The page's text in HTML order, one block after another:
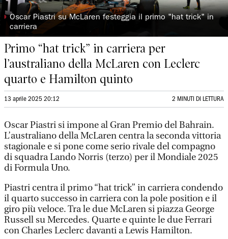
◗Oscar Piastri su McLaren festeggia il primo "hat trick" in
carriera
Primo “hat trick” in carriera per
l’australiano della McLaren con Leclerc
quarto e Hamilton quinto
13 aprile 2025 20:12 2 MINUTI DI LETTURA
Oscar Piastri si impone al Gran Premio del Bahrain.
L’australiano della McLaren centra la seconda vittoria
stagionale e si pone come serio rivale del compagno
di squadra Lando Norris (terzo) per il Mondiale 2025
di Formula Uno.
Piastri centra il primo “hat trick” in carriera condendo
il quarto successo in carriera con la pole position e il
giro più veloce. Tra le due McLaren si piazza George
Russell su Mercedes. Quarte e quinte le due Ferrari
con Charles Leclerc davanti a Lewis Hamilton.